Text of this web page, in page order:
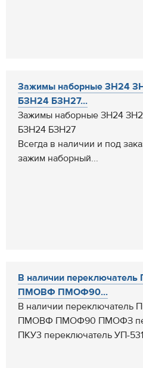
Зажимы наборные ЗН24
БЗН24 БЗН27...
Зажимы наборные ЗН24
БЗН24 БЗН27
Всегда в наличии и под
зажим наборный...
В наличии
ПМОВФ ПМОФ90...
В наличии
ПМОВФ ПМОФ90 ПМОФЗ
ПКУ3 переключатель УП-